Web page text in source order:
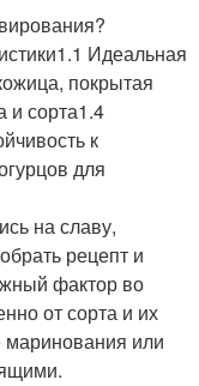
Идеальная
покрытая
и сорта1.4
к
для
на славу,
рецепт и
фактор во
от сорта и их
маринования или